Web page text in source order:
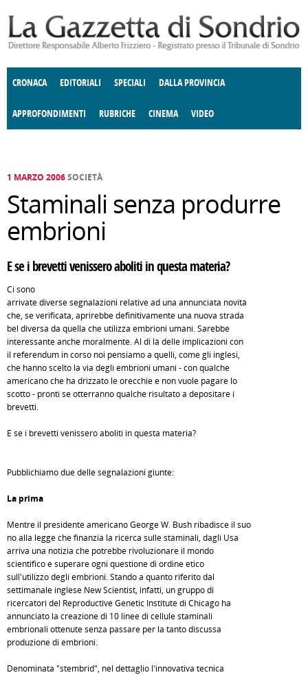
CRONACA EDITORIALI SPECIALI DALLA PROVINCIA
APPROFONDIMENTI
E SPETTACOLI POLITICA
RUBRICHE
DELLE IDEE FATTI DELLO SPIRITO
CINEMA VIDEO
1 MARZO 2006SOCIETÀ
Staminali senza produrre
embrioni
E se i brevetti venissero aboliti in questa materia?
Ci sono
arrivate diverse segnalazioni relative ad una annunciata novità
che, se verificata, aprirebbe definitivamente una nuova strada
bel diversa da quella che utilizza embrioni umani. Sarebbe
interessante anche moralmente. Al di là delle implicazioni con
il referendum in corso noi pensiamo a quelli, come gli inglesi,
che hanno scelto la via degli embrioni umani - con qualche
americano che ha drizzato le orecchie e non vuole pagare lo
scotto - pronti se otterranno qualche risultato a depositare i
brevetti.
E se i brevetti venissero aboliti in questa materia?
Pubblichiamo due delle segnalazioni giunte:
La prima
Mentre il presidente americano George W. Bush ribadisce il suo
no alla legge che finanzia la ricerca sulle staminali, dagli Usa
arriva una notizia che potrebbe rivoluzionare il mondo
scientifico e superare ogni questione di ordine etico
sull'utilizzo degli embrioni. Stando a quanto riferito dal
settimanale inglese New Scientist, infatti, un gruppo di
ricercatori del Reproductive Genetic Institute di Chicago ha
annunciato la creazione di 10 linee di cellule staminali
embrionali ottenute senza passare per la tanto discussa
produzione di embrioni.
Denominata "stembrid", nel dettaglio l'innovativa tecnica